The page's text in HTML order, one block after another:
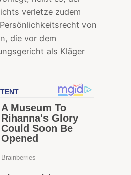
verletze zudem
von
die vor dem
als Kläger